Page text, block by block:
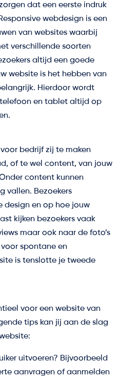
dat een eerste indruk
webdesign is een
van websites waarbij
verschillende soorten
altijd een goede
website is het hebben van
Hierdoor wordt
en tablet altijd op
bedrijf zij te maken
of te wel content, van jouw
content kunnen
vallen. Bezoekers
design en op hoe jouw
kijken bezoekers vaak
maar ook naar de foto’s
spontane en
is tenslotte je tweede
voor een website van
tips kan jij aan de slag
uitvoeren? Bijvoorbeeld
aanvragen of aanmelden